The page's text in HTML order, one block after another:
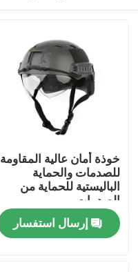
خوذة أمان عالية المقاومة
للصدمات والحماية
الباليستية للحماية من
الصدمات
إرسال استفسار